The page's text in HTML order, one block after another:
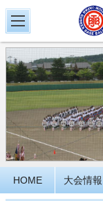
HOME 大会情報